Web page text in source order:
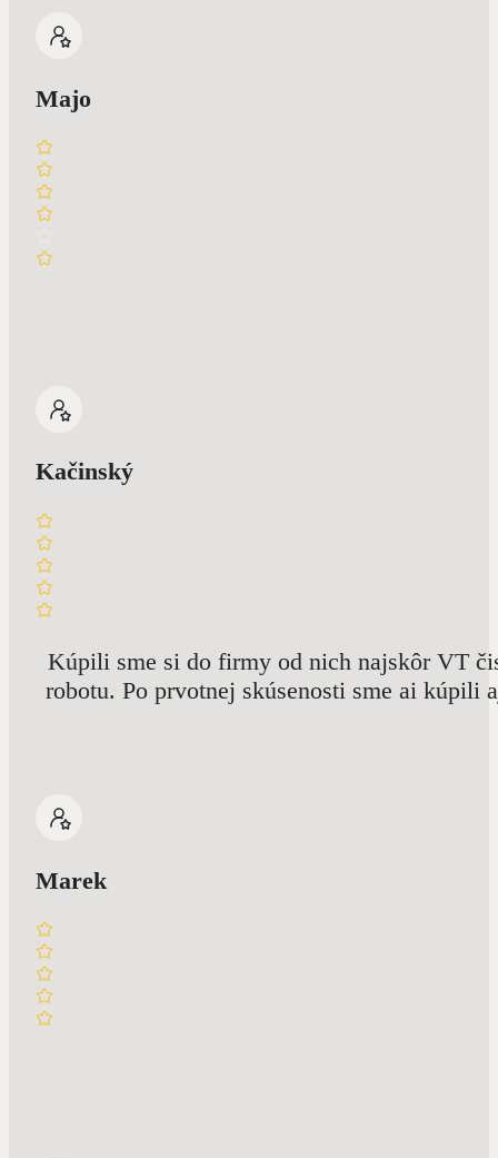
Majo
Kačinský
Kúpili sme si do firmy od nich najskôr VT
robotu. Po prvotnej skúsenosti sme ai kúpili
Marek